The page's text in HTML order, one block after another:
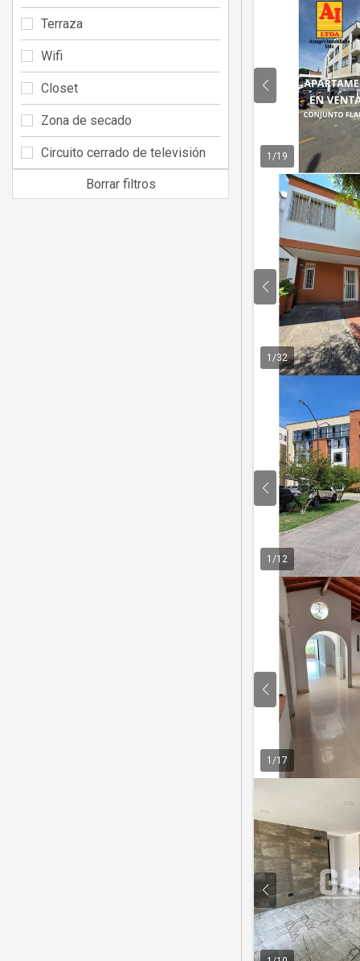
1 /19
1 /32
1 /12
1 /17
Terraza
Wifi
Closet
Zona de secado
Circuito cerrado de televisión
Borrar filtros